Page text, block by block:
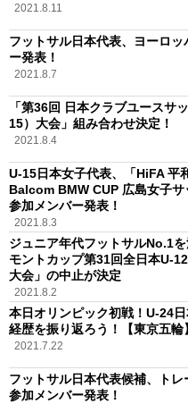
2021.8.11
フットサル日本代表、ヨーロ
ー発表！
2021.8.7
「第36回 日本クラブユースサ
15）大会」組み合わせ決定！
2021.8.4
U-15日本女子代表、「HiFA 平
Balcom BMW CUP 広島女子サ
参加メンバー発表！
2021.8.3
ジュニア年代フットサルNo.1
モントカップ第31回全日本U-
大会」の中止が決定
2021.8.2
本日オリンピック初戦！U-24
経歴を振り返ろう！【東京五輪】
2021.7.22
フットサル日本代表候補、ト
参加メンバー発表！